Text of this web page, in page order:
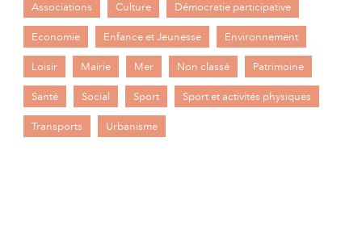
Associations Culture Démocratie participative
Economie Enfance et Jeunesse Environnement
Loisir Mairie Mer Non classé Patrimoine
Santé Social Sport Sport et activités physiques
Transports Urbanisme